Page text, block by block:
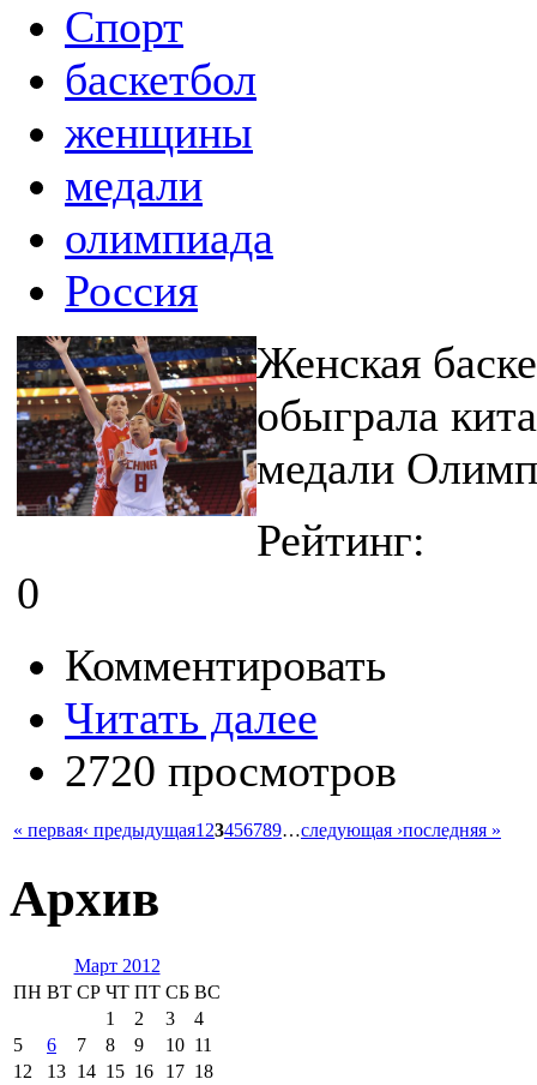
Спорт
баскетбол
женщины
медали
олимпиада
Россия
Женская
обыграла
медали
Рейтинг:
0
Комментировать
Читать далее
2720 просмотров
« первая‹ предыдущая1 23456789…следующая ›последняя »
Архив
Март 2012
ПН ВТ СР ЧТ ПТ СБ ВС
1
2 3
4
5
6 7 8 9 10 11
12
13 14 15 16 17 18